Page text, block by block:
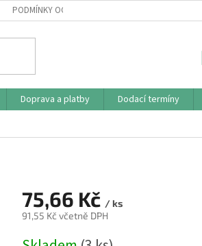
PODMÍNKY OCHRANY OSOBNÍCH ÚDAJŮ (GDPR)
Doprava a platby Dodací termíny
75,66 Kč / ks
91,55 Kč včetně DPH